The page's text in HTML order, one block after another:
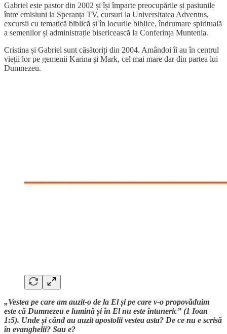
Gabriel este pastor din 2002 și își împarte preocupările și pasiunile
între emisiuni la Speranța TV, cursuri la Universitatea Adventus,
excursii cu tematică biblică și în locurile biblice, îndrumare spirituală
a semenilor și administrație bisericească la Conferința Muntenia.
Cristina și Gabriel sunt căsătoriți din 2004. Amândoi îi au în centrul
vieții lor pe gemenii Karina și Mark, cel mai mare dar din partea lui
Dumnezeu.
„Vestea pe care am auzit-o de la El și pe care v-o propovăduim
este că Dumnezeu e lumină și în El nu este întuneric” (1 Ioan
1:5). Unde și când au auzit apostolii vestea asta? De ce nu e scrisă
în evanghelii? Sau e?